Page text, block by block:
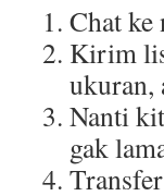
Chat ke
Kirim
ukuran,
Nanti
gak